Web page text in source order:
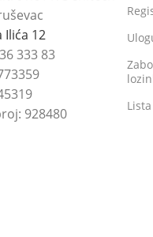
Ilića 12
333 83
928480